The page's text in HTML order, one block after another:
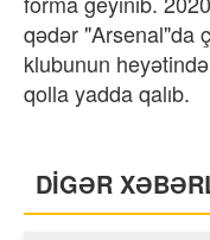
qədər "Arsenal"da
klubunun
qolla yadda qalıb.
DİGƏR